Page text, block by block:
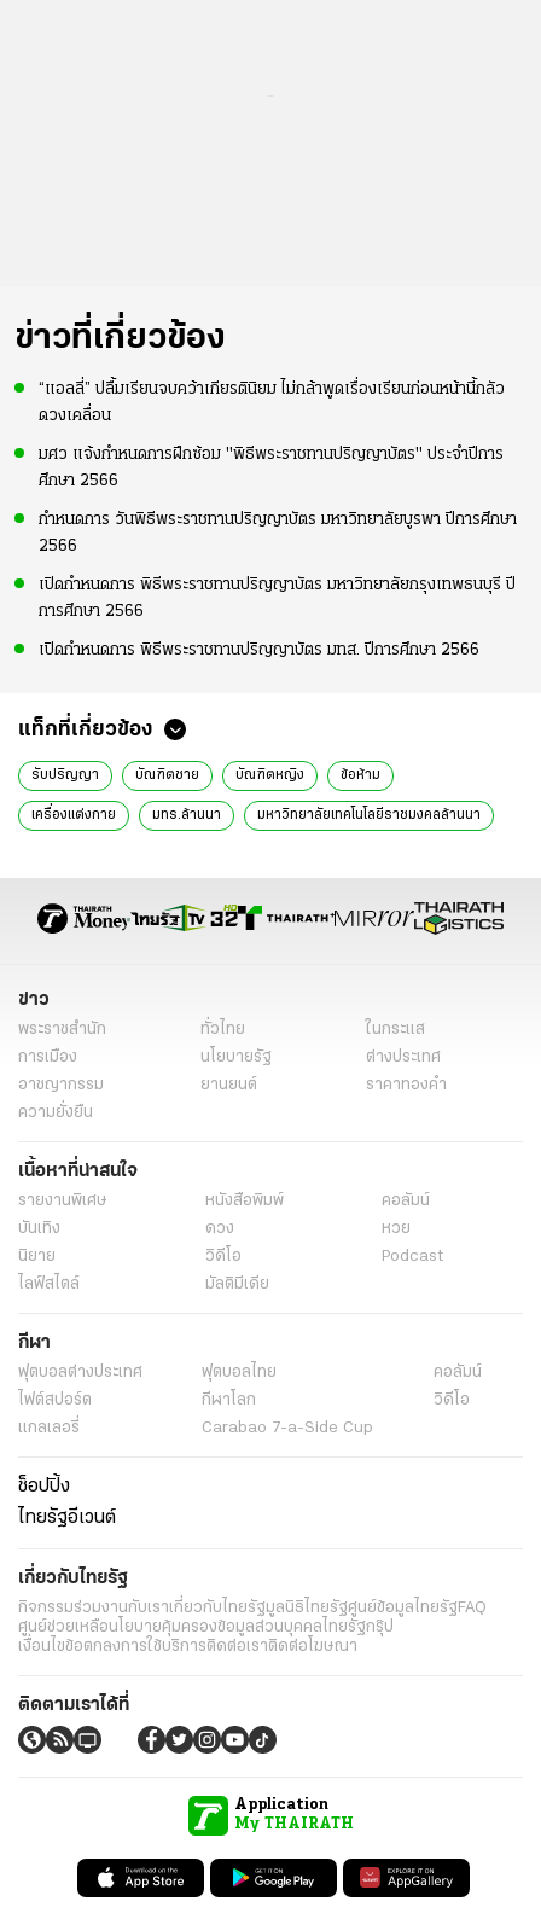
ข่าวที่เกี่ยวข้อง
“แอลลี่” ปลื้มเรียนจบคว้าเกียรตินิยม ไม่กล้าพูดเรื่องเรียนก่อนหน้านี้กลัว
ดวงเคลื่อน
มศว แจ้งกำหนดการฝึกซ้อม "พิธีพระราชทานปริญญาบัตร" ประจำปีการ
ศึกษา 2566
กำหนดการ วันพิธีพระราชทานปริญญาบัตร มหาวิทยาลัยบูรพา ปีการศึกษา
2566
เปิดกำหนดการ พิธีพระราชทานปริญญาบัตร มหาวิทยาลัยกรุงเทพธนบุรี ปี
การศึกษา 2566
เปิดกำหนดการ พิธีพระราชทานปริญญาบัตร มทส. ปีการศึกษา 2566
แท็กที่เกี่ยวข้อง
รับปริญญา บัณฑิตชาย บัณฑิตหญิง ข้อห้าม
เครื่องแต่งกาย มทร.ล้านนา มหาวิทยาลัยเทคโนโลยีราชมงคลล้านนา
ข่าว
พระราชสำนัก ทั่วไทย
ในกระแส
การเมือง
นโยบายรัฐ
ต่างประเทศ
อาชญากรรม
ยานยนต์
ราคาทองคำ
ความยั่งยืน
เนื้อหาที่น่าสนใจ
รายงานพิเศษ หนังสือพิมพ์
คอลัมน์
บันเทิง
ดวง
หวย
นิยาย
วิดีโอ
Podcast
ไลฟ์สไตล์
มัลติมีเดีย
กีฬา
ฟุตบอลต่่างประเทศ ฟุตบอลไทย
คอลัมน์
ไฟต์สปอร์ต
กีฬาโลก
วิดีโอ
แกลเลอรี่
Carabao 7-a-Side Cup
ช็อปปิ้ง
ไทยรัฐอีเวนต์
เกี่ยวกับไทยรัฐ
กิจกรรมร่วมงานกับเราเกี่ยวกับไทยรัฐมูลนิธิไทยรัฐศูนย์ข้อมูลไทยรัฐFAQ
ศูนย์ช่วยเหลือนโยบายคุ้มครองข้อมูลส่วนบุคคลไทยรัฐกรุ๊ป
เงื่อนไขข้อตกลงการใช้บริการติดต่อเราติดต่อโฆษณา
ติดตามเราได้ที่
Application
My THAIRATH